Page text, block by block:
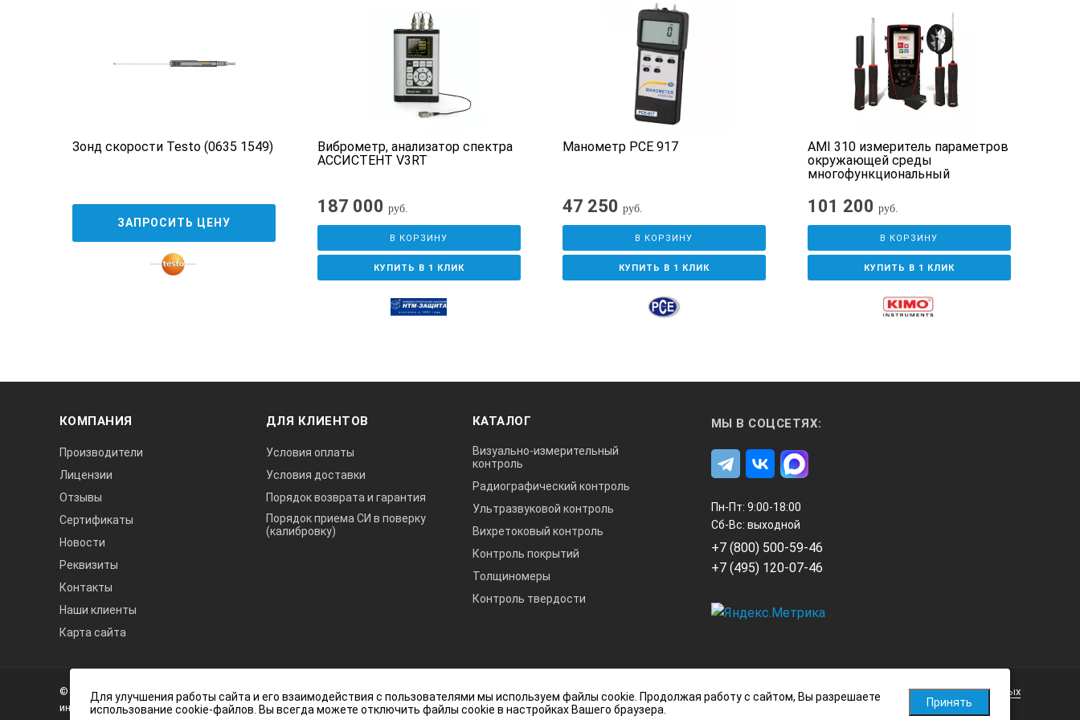
буферные растворы pH Singlet, pH 7,00
зажимы для электродов с цветовой кодировкой (артикул 5818400)
Зонд скорости Testo (0635 1549)
ЗАПРОСИТЬ ЦЕНУ
Виброметр, анализатор спектра
АССИСТЕНТ V3RT
187 000 руб.
В КОРЗИНУ
КУПИТЬ В 1 КЛИК
Манометр PCE 917
47 250 руб.
В КОРЗИНУ
КУПИТЬ В 1 КЛИК
AMI 310 измеритель параметров
окружающей среды
многофункциональный
101 200 руб.
В КОРЗИНУ
КУПИТЬ В 1 КЛИК
КОМПАНИЯ
Производители
Лицензии
Отзывы
Сертификаты
Новости
Реквизиты
Контакты
Наши клиенты
Карта сайта
ДЛЯ КЛИЕНТОВ
Условия оплаты
Условия доставки
Порядок возврата и гарантия
Порядок приема СИ в поверку
(калибровку)
КАТАЛОГ
Визуально-измерительный
контроль
Радиографический контроль
Ультразвуковой контроль
Вихретоковый контроль
Контроль покрытий
Толщиномеры
Контроль твердости
МЫ В СОЦСЕТЯХ:
Пн-Пт: 9:00-18:00
Сб-Вс: выходной
+7 (800) 500-59-46
+7 (495) 120-07-46
Нагорный© 2026 А3 Инжиниринг Обращаем Ваше внимание на то, что данный интернет-сайт носит исключительно
информационный характер и ни при каких условиях не является публичной офертой, определяемой
Политика обработки персональных данных
Для улучшения работы сайта и его взаимодействия с пользователями мы используем файлы cookie. Продолжая работу с сайтом, Вы разрешаете
использование cookie-файлов. Вы всегда можете отключить файлы cookie в настройках Вашего браузера.
Принять